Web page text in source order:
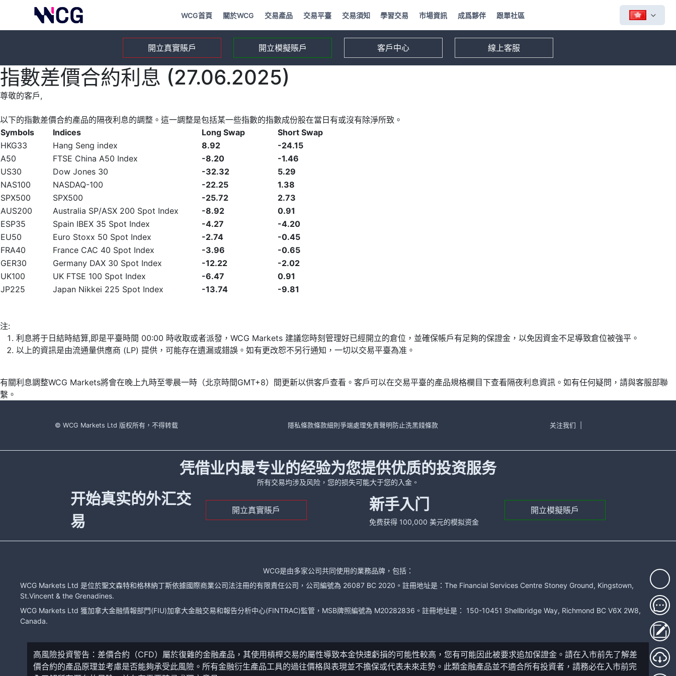
WCG首頁 關於WCG 交易產品 交易平臺 交易須知 學習交易 市場資訊 成爲夥伴 跟單社區
開立真實賬戶 開立模擬賬戶 客戶中心 線上客服
指數差價合約利息 (27.06.2025)
尊敬的客戶,
以下的指數差價合約產品的隔夜利息的調整。這一調整是包括某一些指數的指數成份股在當日有或沒有除淨所致。
Symbols
Indices Long Swap
Short Swap
HKG33
Hang Seng index 8.92
-24.15
A50
FTSE China A50 Index -8.20
-1.46
US30
Dow Jones 30 -32.32
5.29
NAS100
NASDAQ-100 -22.25
1.38
SPX500
SPX500 -25.72
2.73
AUS200
Australia SP/ASX 200 Spot Index -8.92
0.91
ESP35
Spain IBEX 35 Spot Index -4.27
-4.20
EU50
Euro Stoxx 50 Spot Index -2.74
-0.45
FRA40
France CAC 40 Spot Index -3.96
-0.65
GER30
Germany DAX 30 Spot Index -12.22
-2.02
UK100
UK FTSE 100 Spot Index -6.47
0.91
JP225
Japan Nikkei 225 Spot Index -13.74 -9.81
注:
利息將于日結時結算,即是平臺時間 00:00 時收取或者派發，WCG Markets 建議您時刻管理好已經開立的倉位，並確保帳戶有足夠的保證金，以免因資金不足導致倉位被強平。
以上的資訊是由流通量供應商 (LP) 提供，可能存在遺漏或錯誤。如有更改恕不另行通知，一切以交易平臺為准。
有關利息調整WCG Markets將會在晚上九時至零晨一時（北京時間GMT+8）間更新以供客戶查看。客戶可以在交易平臺的產品規格欄目下查看隔夜利息資訊。如有任何疑問，請與客服部聯
繫。
© WCG Markets Ltd 版权所有，不得转载 隱私條款條款細則 爭端處理免責聲明 防止洗黑錢條款 关注我们
凭借业内最专业的经验为您提供优质的投资服务
所有交易均涉及风险，您的损失可能大于您的入金。
开始真实的外汇交
易
開立真實賬戶 新手入门
免费获得 100,000 美元的模拟资金
開立模擬賬戶
WCG是由多家公司共同使用的業務品牌，包括：
WCG Markets Ltd 是位於聖文森特和格林納丁斯依據國際商業公司法注冊的有限責任公司，公司編號為 26087 BC 2020。註冊地址是：The Financial Services Centre Stoney Ground, Kingstown,
St.Vincent & the Grenadines.
WCG Markets Ltd 獲加拿大金融情報部門(FIU)加拿大金融交易和報告分析中心(FINTRAC)監管，MSB牌照編號為 M20282836。註冊地址是： 150-10451 Shellbridge Way, Richmond BC V6X 2W8,
Canada.
高風險投資警告：差價合約（CFD）屬於復雜的金融產品，其使用槓桿交易的屬性導致本金快速虧損的可能性較高，您有可能因此被要求追加保證金。請在入市前先了解差
價合約的產品原理並考慮是否能夠承受此風險。所有金融衍生產品工具的過往價格與表現並不擔保或代表未來走勢。此類金融產品並不適合所有投資者，請務必在入市前完